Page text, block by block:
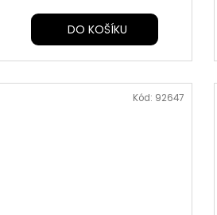
DO KOŠÍKU
Kód: 92647